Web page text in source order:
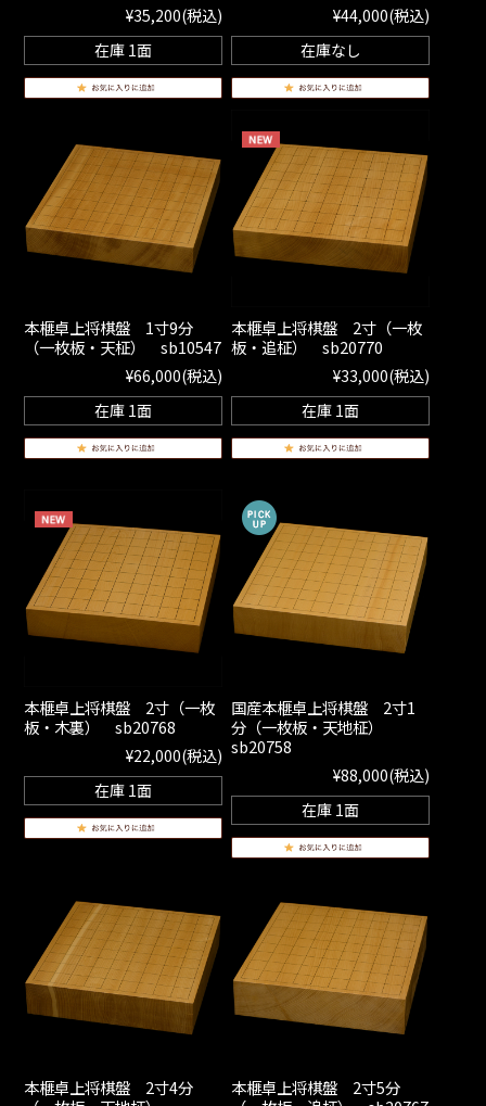
¥35,200(税込)
在庫 1面
¥44,000(税込)
在庫なし
本榧卓上将棋盤 1寸9分
（一枚板・天柾） sb10547
¥66,000(税込)
在庫 1面
本榧卓上将棋盤 2寸（一枚
板・追柾） sb20770
¥33,000(税込)
在庫 1面
本榧卓上将棋盤 2寸（一枚
板・木裏） sb20768
¥22,000(税込)
在庫 1面
国産本榧卓上将棋盤 2寸1
分（一枚板・天地柾）
sb20758
¥88,000(税込)
在庫 1面
本榧卓上将棋盤 2寸4分
本榧卓上将棋盤 2寸5分